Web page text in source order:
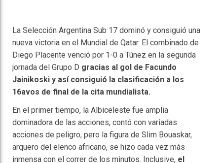
La Selección Argentina Sub 17 dominó y consiguió una
nueva victoria en el Mundial de Qatar. El combinado de
Diego Placente venció por 1-0 a Túnez en la segunda
jornada del Grupo D gracias al gol de Facundo
Jainikoski y así consiguió la clasificación a los
16avos de final de la cita mundialista.
En el primer tiempo, la Albiceleste fue amplia
dominadora de las acciones, contó con variadas
acciones de peligro, pero la figura de Slim Bouaskar,
arquero del elenco africano, se hizo cada vez más
inmensa con el correr de los minutos. Inclusive, el